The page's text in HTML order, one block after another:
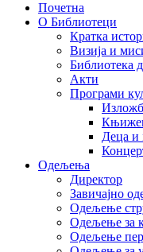
Почетна
О Библиотеци
Кратка
Визија и
Библиотека
Акти
Програми
Деца и
Одељења
Директор
Завичајно
Одељење
Одељење за
Одељење